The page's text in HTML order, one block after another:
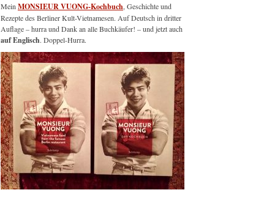
Mein MONSIEUR VUONG-Kochbuch , Geschichte und
Rezepte des Berliner Kult-Vietnamesen. Auf Deutsch in dritter
Auflage – hurra und Dank an alle Buchkäufer! – und jetzt auch
auf Englisch. Doppel-Hurra.